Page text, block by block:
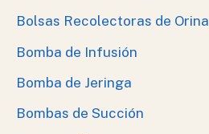
Bolsas Recolectoras de Orina
Bomba de Infusión
Bomba de Jeringa
Bombas de Succión